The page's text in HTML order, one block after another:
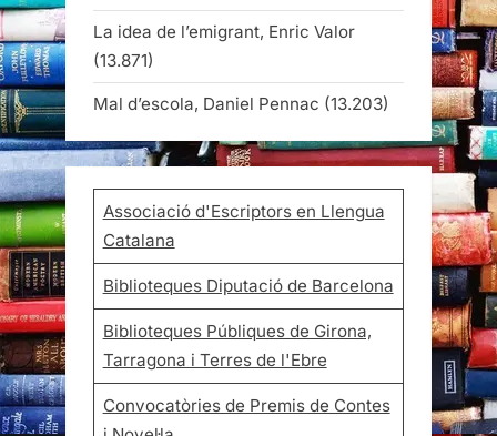
La idea de l’emigrant, Enric Valor
(13.871)
Mal d’escola, Daniel Pennac (13.203)
Associació d'Escriptors en Llengua
Catalana
Biblioteques Diputació de Barcelona
Biblioteques Públiques de Girona,
Tarragona i Terres de l'Ebre
Convocatòries de Premis de Contes